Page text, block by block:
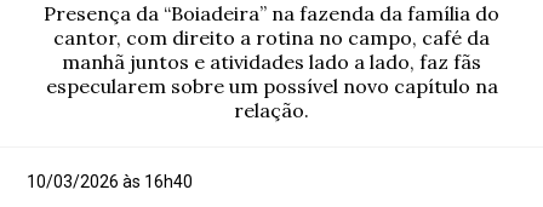
Presença da “Boiadeira” na fazenda da família do
cantor, com direito a rotina no campo, café da
manhã juntos e atividades lado a lado, faz fãs
especularem sobre um possível novo capítulo na
relação.
10/03/2026 às 16h40